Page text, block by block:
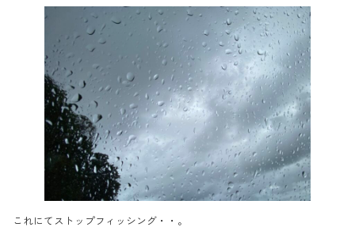
これにてストップフィッシング・・。